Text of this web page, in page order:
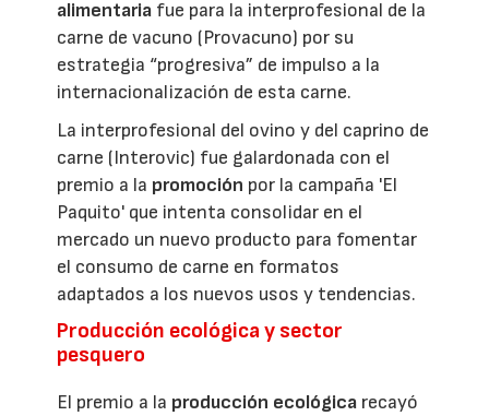
alimentaria fue para la interprofesional de la
carne de vacuno (Provacuno) por su
estrategia “progresiva” de impulso a la
internacionalización de esta carne.
La interprofesional del ovino y del caprino de
carne (Interovic) fue galardonada con el
premio a la promoción por la campaña 'El
Paquito' que intenta consolidar en el
mercado un nuevo producto para fomentar
el consumo de carne en formatos
adaptados a los nuevos usos y tendencias.
Producción ecológica y sector
pesquero
El premio a la producción ecológica recayó